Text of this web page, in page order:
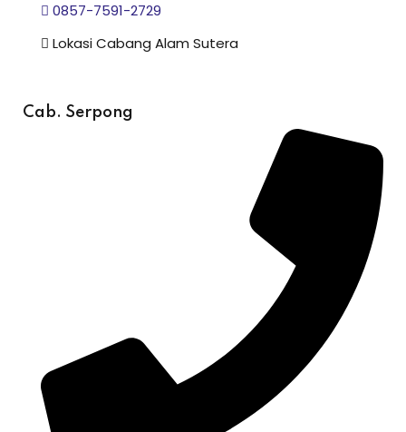
0857-7591-2729
Lokasi Cabang Alam Sutera
Cab. Serpong